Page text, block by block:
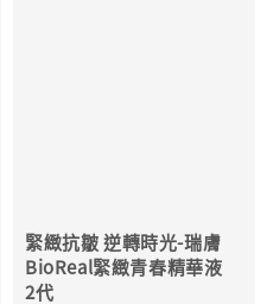
緊緻抗皺 逆轉時光-瑞膚
BioReal緊緻青春精華液
2代